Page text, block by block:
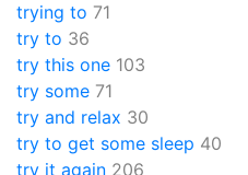
trying to 71
try to 36
try this one 103
try some 71
try and relax 30
try to get some sleep 40
try it again 206